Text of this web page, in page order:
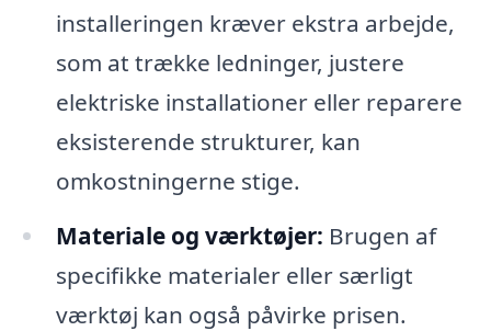
installeringen kræver ekstra arbejde,
som at trække ledninger, justere
elektriske installationer eller reparere
eksisterende strukturer, kan
omkostningerne stige.
Materiale og værktøjer: Brugen af
specifikke materialer eller særligt
værktøj kan også påvirke prisen.